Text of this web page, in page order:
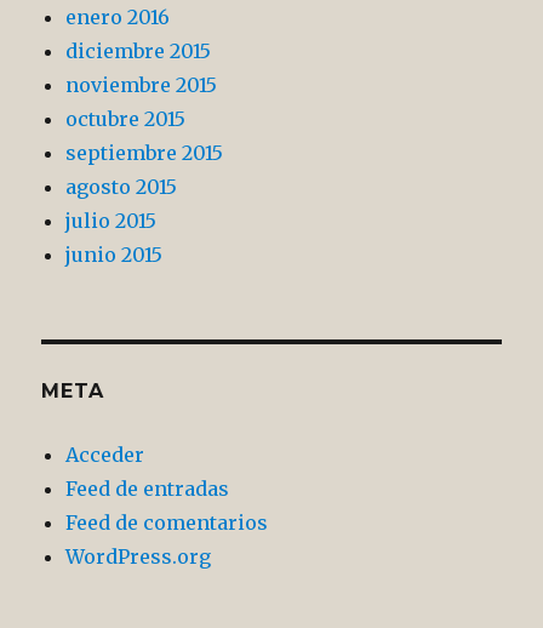
enero 2016
diciembre 2015
noviembre 2015
octubre 2015
septiembre 2015
agosto 2015
julio 2015
junio 2015
META
Acceder
Feed de entradas
Feed de comentarios
WordPress.org